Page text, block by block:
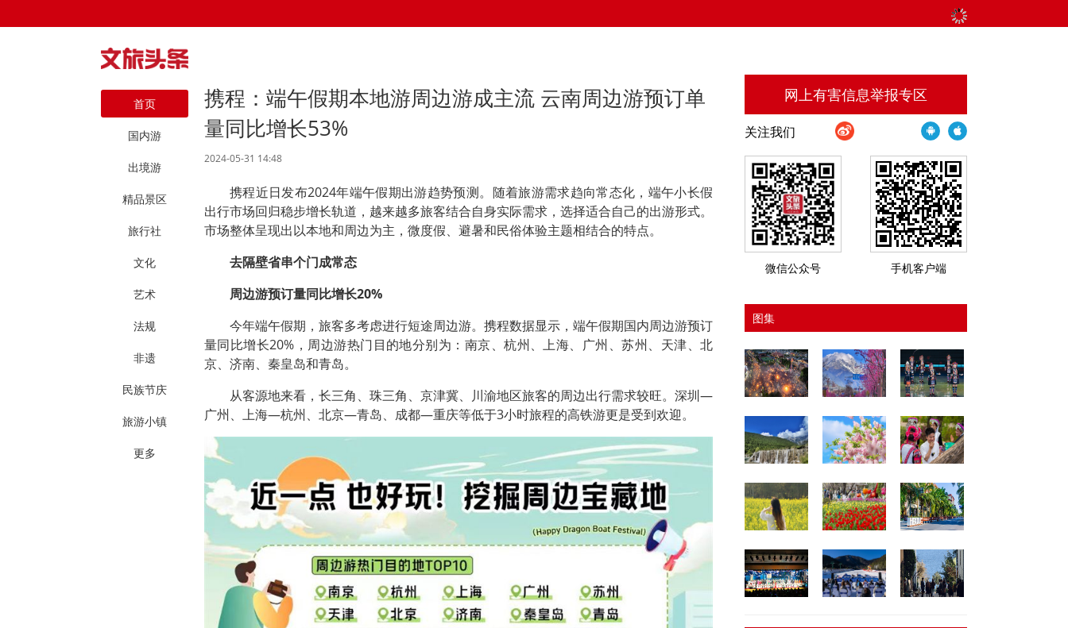
首页
国内游
出境游
精品景区
旅行社
文化
艺术
法规
非遗
民族节庆
旅游小镇
更多
携程：端午假期本地游周边游成主流 云南周边游预订单
量同比增长53%
2024-05-31 14:48
携程近日发布2024年端午假期出游趋势预测。随着旅游需求趋向常态化，端午小长假
出行市场回归稳步增长轨道，越来越多旅客结合自身实际需求，选择适合自己的出游形式。
市场整体呈现出以本地和周边为主，微度假、避暑和民俗体验主题相结合的特点。
去隔壁省串个门成常态
周边游预订量同比增长20%
今年端午假期，旅客多考虑进行短途周边游。携程数据显示，端午假期国内周边游预订
量同比增长20%，周边游热门目的地分别为：南京、杭州、上海、广州、苏州、天津、北
京、济南、秦皇岛和青岛。
从客源地来看，长三角、珠三角、京津冀、川渝地区旅客的周边出行需求较旺。深圳—
广州、上海—杭州、北京—青岛、成都—重庆等低于3小时旅程的高铁游更是受到欢迎。
网上有害信息举报专区
关注我们
微信公众号 手机客户端
图集